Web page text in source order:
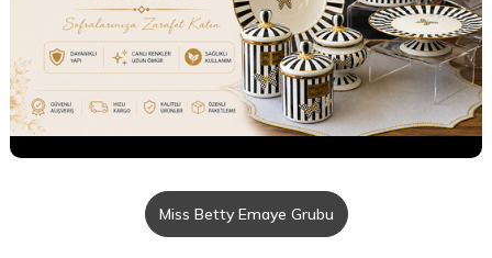
Miss Betty Emaye Grubu